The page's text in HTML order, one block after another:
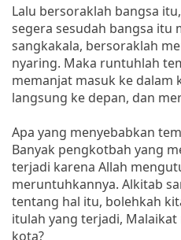
Lalu bersoraklah bangsa
segera sesudah bangsa itu
sangkakala, bersoraklah
nyaring. Maka runtuhlah
memanjat masuk ke dalam
langsung ke depan, dan
Apa yang menyebabkan
Banyak pengkotbah yang
terjadi karena Allah
meruntuhkannya. Alkitab
tentang hal itu, bolehkah
itulah yang terjadi,
kota?